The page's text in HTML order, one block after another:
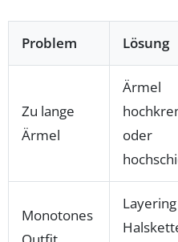
Problem Lösung
Zu lange
Ärmel
Ärmel
oder
Monotones